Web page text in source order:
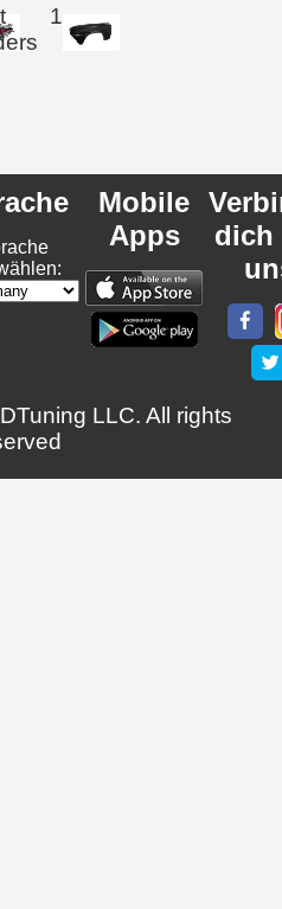
1
Mobile
Apps
dich
LLC. All rights